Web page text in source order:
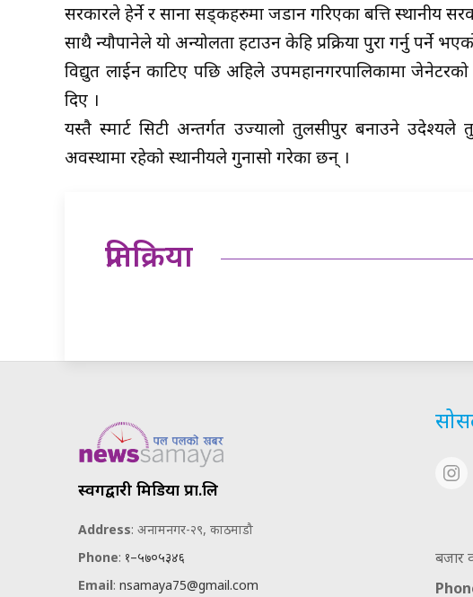
सरकारले हेर्ने र साना सड्कहरुमा जडान गरिएका बत्ति स्थानीय
साथै न्यौपानेले यो अन्योलता हटाउन केहि प्रक्रिया पुरा गर्नु पर्ने
विद्युत लाईन काटिए पछि अहिले उपमहानगरपालिकामा
दिए ।
यस्तै स्मार्ट सिटी अन्तर्गत उज्यालो तुलसीपुर बनाउने
अवस्थामा रहेको स्थानीयले गुनासो गरेका छन् ।
प्रतिक्रिया
स्वर्गद्वारी मिडिया प्रा.लि
Address: अनामनगर-२९, काठमाडौ
Phone: १–५७०५३४६
Email: nsamaya75@gmail.com
बजार